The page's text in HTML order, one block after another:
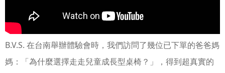
B.V.S. 在台南舉辦體驗會時，我們訪問了幾位已下單的爸爸媽
媽：
「為什麼選擇走走兒童成長型桌椅？」， 得到超真實的